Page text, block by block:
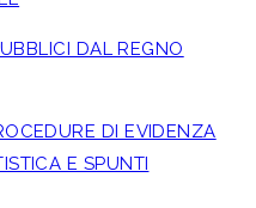
DAL REGNO
DI EVIDENZA
E SPUNTI